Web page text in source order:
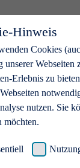
Hinweis
Cookies
unserer Webseiten
Erlebnis zu
nutzen. Sie
möchten.
Ideen eine